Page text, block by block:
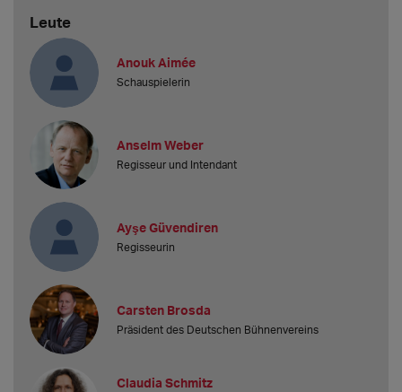
Leute
Anouk Aimée
Schauspielerin
Anselm Weber
Regisseur und Intendant
Ayşe Güvendiren
Regisseurin
Carsten Brosda
Präsident des Deutschen Bühnenvereins
Claudia Schmitz